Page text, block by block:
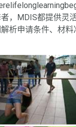
，MDIS都提供灵
析申请条件、材